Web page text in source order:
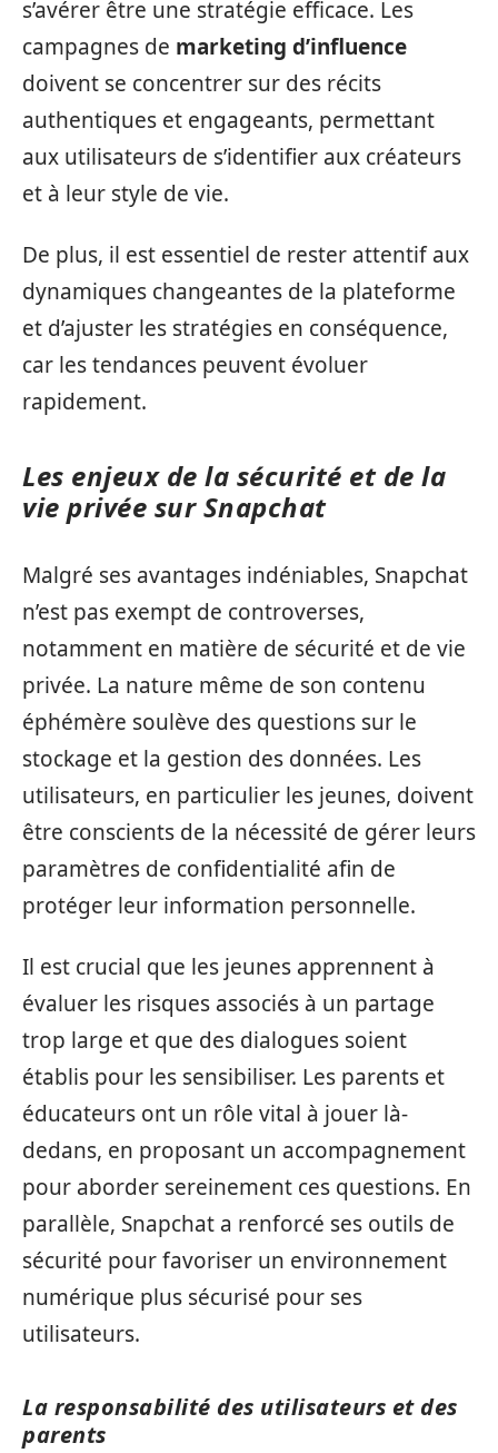
s’avérer être une stratégie efficace. Les
campagnes de marketing d’influence
doivent se concentrer sur des récits
authentiques et engageants, permettant
aux utilisateurs de s’identifier aux créateurs
et à leur style de vie.
De plus, il est essentiel de rester attentif aux
dynamiques changeantes de la plateforme
et d’ajuster les stratégies en conséquence,
car les tendances peuvent évoluer
rapidement.
Les enjeux de la sécurité et de la
vie privée sur Snapchat
Malgré ses avantages indéniables, Snapchat
n’est pas exempt de controverses,
notamment en matière de sécurité et de vie
privée. La nature même de son contenu
éphémère soulève des questions sur le
stockage et la gestion des données. Les
utilisateurs, en particulier les jeunes, doivent
être conscients de la nécessité de gérer leurs
paramètres de confidentialité afin de
protéger leur information personnelle.
Il est crucial que les jeunes apprennent à
évaluer les risques associés à un partage
trop large et que des dialogues soient
établis pour les sensibiliser. Les parents et
éducateurs ont un rôle vital à jouer là-
dedans, en proposant un accompagnement
pour aborder sereinement ces questions. En
parallèle, Snapchat a renforcé ses outils de
sécurité pour favoriser un environnement
numérique plus sécurisé pour ses
utilisateurs.
La responsabilité des utilisateurs et des
parents